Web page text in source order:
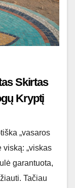
Skirtas
Kryptį
„vasaros
viską: „viskas
garantuota,
Tačiau